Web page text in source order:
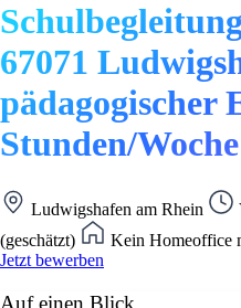
67071
pädagogischer
Stunden/Woche
Ludwigshafen am Rhein
(geschätzt)
Kein Homeoffice
Jetzt bewerben
Auf einen Blick